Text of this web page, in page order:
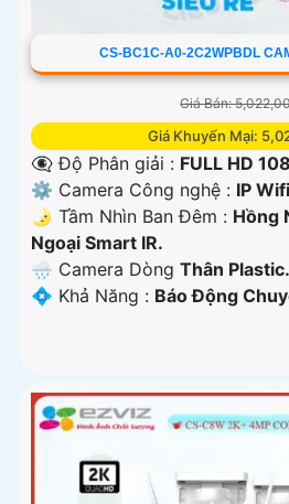
CS-BC1C-A0-2C2WPBDL
Giá Bán:
Giá Khuyến Mại:
👁️‍🗨 Độ Phân giải : FULL HD
⚙ Camera Công nghệ : IP
🌛 Tầm Nhìn Ban Đêm : Hồng
Ngoại Smart IR.
🌧️ Camera Dòng Thân Plastic.
️💠 Khả Năng : Báo Động